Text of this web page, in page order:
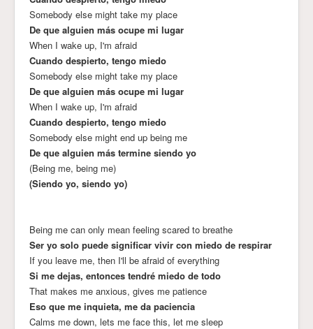
Somebody else might take my place
De que alguien más ocupe mi lugar
When I wake up, I'm afraid
Cuando despierto, tengo miedo
Somebody else might take my place
De que alguien más ocupe mi lugar
When I wake up, I'm afraid
Cuando despierto, tengo miedo
Somebody else might end up being me
De que alguien más termine siendo yo
(Being me, being me)
(Siendo yo, siendo yo)
Being me can only mean feeling scared to breathe
Ser yo solo puede significar vivir con miedo de respirar
If you leave me, then I'll be afraid of everything
Si me dejas, entonces tendré miedo de todo
That makes me anxious, gives me patience
Eso que me inquieta, me da paciencia
Calms me down, lets me face this, let me sleep